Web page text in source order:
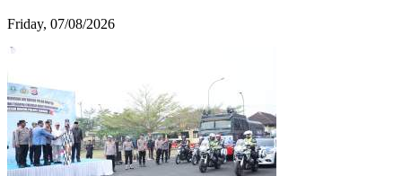
Friday, 07/08/2026